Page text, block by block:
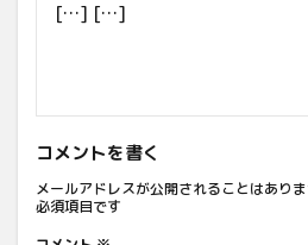
[…] […]
コメントを書く
メールアドレスが公開されることはありま
必須項目です